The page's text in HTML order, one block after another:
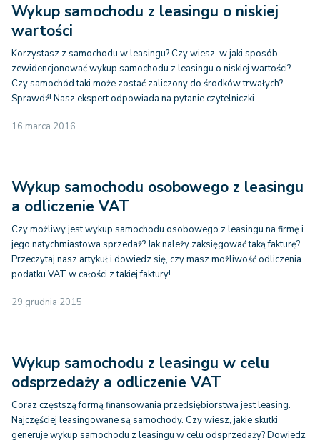
Wykup samochodu z leasingu o niskiej
wartości
Korzystasz z samochodu w leasingu? Czy wiesz, w jaki sposób
zewidencjonować wykup samochodu z leasingu o niskiej wartości?
Czy samochód taki może zostać zaliczony do środków trwałych?
Sprawdź! Nasz ekspert odpowiada na pytanie czytelniczki.
16 marca 2016
Wykup samochodu osobowego z leasingu
a odliczenie VAT
Czy możliwy jest wykup samochodu osobowego z leasingu na firmę i
jego natychmiastowa sprzedaż? Jak należy zaksięgować taką fakturę?
Przeczytaj nasz artykuł i dowiedz się, czy masz możliwość odliczenia
podatku VAT w całości z takiej faktury!
29 grudnia 2015
Wykup samochodu z leasingu w celu
odsprzedaży a odliczenie VAT
Coraz częstszą formą finansowania przedsiębiorstwa jest leasing.
Najczęściej leasingowane są samochody. Czy wiesz, jakie skutki
generuje wykup samochodu z leasingu w celu odsprzedaży? Dowiedz